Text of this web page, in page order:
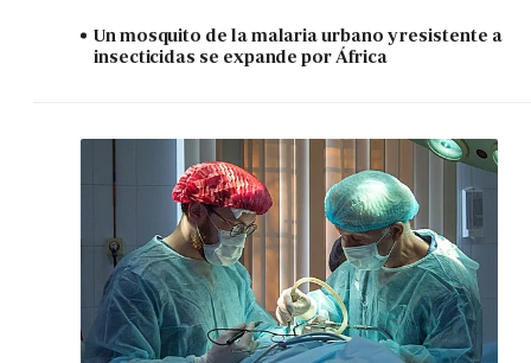
Un mosquito de la malaria urbano y resistente a
insecticidas se expande por África